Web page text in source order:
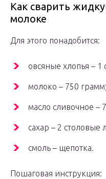
Как сварить
молоке
Для этого понадобится:
овсяные хлопья – 1
молоко – 750 грамм;
масло сливочное –
сахар – 2 столовые
смоль – щепотка.
Пошаговая инструкция: